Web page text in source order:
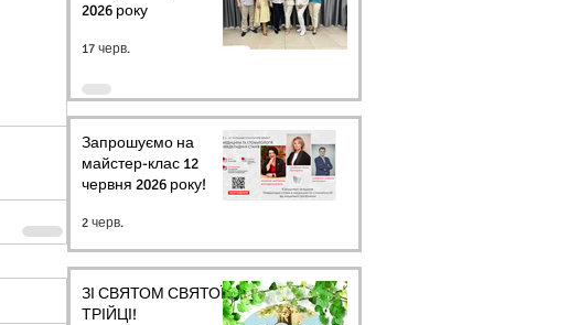
2026 року
17 черв.
Запрошуємо на
майстер-клас 12
червня 2026 року!
2 черв.
ЗІ СВЯТОМ СВЯТОЇ
ТРІЙЦІ!